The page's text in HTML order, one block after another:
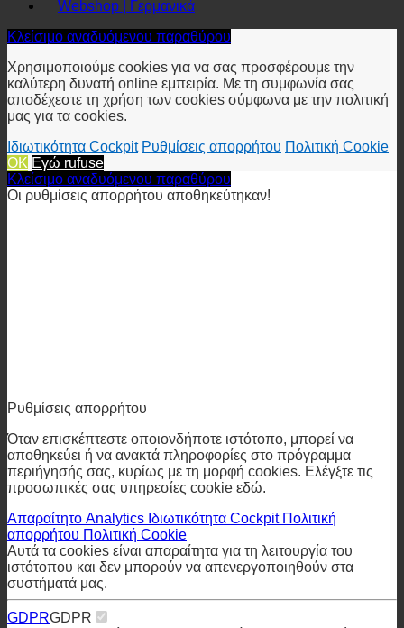
Webshop | ελληνικά
Webshop | Γερμανικά
Κλείσιμο αναδυόμενου παραθύρου
Χρησιμοποιούμε cookies για να σας προσφέρουμε την
καλύτερη δυνατή online εμπειρία. Με τη συμφωνία σας
αποδέχεστε τη χρήση των cookies σύμφωνα με την πολιτική
μας για τα cookies.
Ιδιωτικότητα Cockpit
OK Εγώ rufuse
Κλείσιμο αναδυόμενου παραθύρου
Ρυθμίσεις απορρήτου
Όταν επισκέπτεστε οποιονδήποτε ιστότοπο, μπορεί να
αποθηκεύει ή να ανακτά πληροφορίες στο πρόγραμμα
περιήγησής σας, κυρίως με τη μορφή cookies. Ελέγξτε τις
προσωπικές σας υπηρεσίες cookie εδώ.
ΑπαραίτητοAnalyticsΙδιωτικότητα Cockpit
απορρήτουΠολιτική Cookie
Αυτά τα cookies είναι απαραίτητα για τη λειτουργία του
ιστότοπου και δεν μπορούν να απενεργοποιηθούν στα
συστήματά μας.